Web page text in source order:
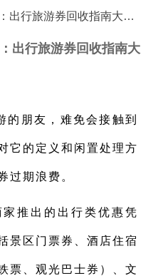
收卡云帮你盘活闲置资产：出行旅游券回收指南大公开！—专业的礼品卡回收平台 - 收卡云
出行旅游券回收指南大
的朋友，难免会接触到
它的定义和闲置处理方
过期浪费。
推出的出行类优惠凭
景区门票券、酒店住宿
票、观光巴士券）、文